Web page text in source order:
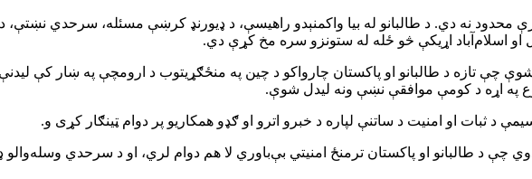
محدود نه دي. د طالبانو له بیا واکمنېدو راهیسې، د ډیورنډ کرښې مسئله، سرحدي نښتې،
او اسلام‌آباد اړیکې څو ځله له ستونزو سره مخ کړې دي.
چې تازه د طالبانو او پاکستان چارواکو د چین په منځګړیتوب د ارومچې په ښار کې
په اړه د کومې موافقې نښې ونه لیدل شوې.
د ثبات او امنیت د ساتنې لپاره د خبرو اترو او ګډو همکاریو پر دوام ټینګار کړی و.
چې د طالبانو او پاکستان ترمنځ امنیتي بې‌باوري لا هم دوام لري، او د سرحدي وسله‌والو